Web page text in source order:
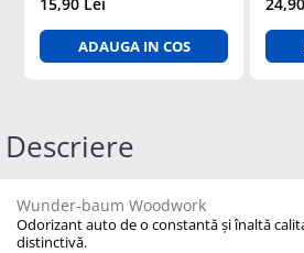
ADAUGA IN COS
Descriere
Wunder-baum Woodwork
Odorizant auto de o constantă și înaltă
distinctivă.